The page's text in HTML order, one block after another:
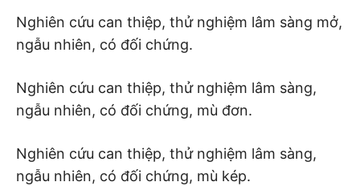
Nghiên cứu can thiệp, thử nghiệm lâm sàng mở,
ngẫu nhiên, có đối chứng.
Nghiên cứu can thiệp, thử nghiệm lâm sàng,
ngẫu nhiên, có đối chứng, mù đơn.
Nghiên cứu can thiệp, thử nghiệm lâm sàng,
ngẫu nhiên, có đối chứng, mù kép.